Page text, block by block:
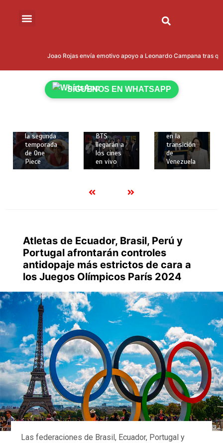
Joao Rojas envía emotivo apoyo a Leonardo Campana tras
SÍGUENOS EN WHATSAPP
2 mins
la segunda
temporada
de One
Piece
febrero de
2026
2 mins
Los dos
primeros
BTS
llegarán a
los cines
en vivo
2026
2 mins
Trump
quiere
involucrar
en la
transición
de
Venezuela
Atletas de Ecuador, Brasil, Perú y
Portugal afrontarán controles
antidopaje más estrictos de cara a
los Juegos Olímpicos París 2024
Las federaciones de Brasil, Ecuador, Portugal y